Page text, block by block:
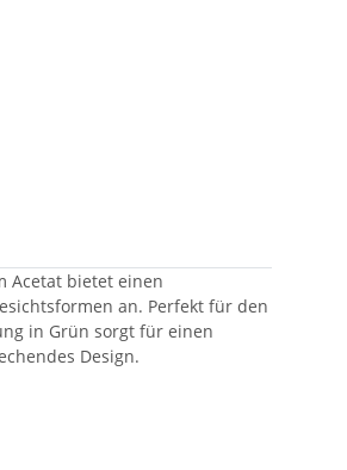
Acetat bietet einen
an. Perfekt für den
in Grün sorgt für einen
Design.